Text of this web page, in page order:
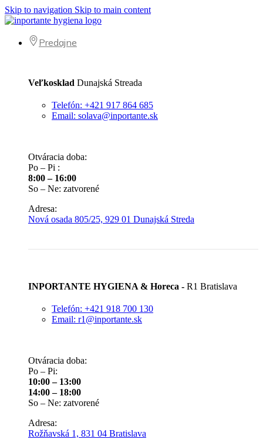
Skip to navigation Skip to main content
Predajne
Veľkosklad Dunajská Streada
Telefón: +421 917 864 685
Email: solava@inportante.sk
Otváracia doba:
Po – Pi :
8:00 – 16:00
So – Ne: zatvorené
Adresa:
Nová osada 805/25, 929 01 Dunajská Streda
INPORTANTE HYGIENA & Horeca - R1 Bratislava
Telefón: +421 918 700 130
Email: r1@inportante.sk
Otváracia doba:
Po – Pi:
10:00 – 13:00
14:00 – 18:00
So – Ne: zatvorené
Adresa:
Rožňavská 1, 831 04 Bratislava